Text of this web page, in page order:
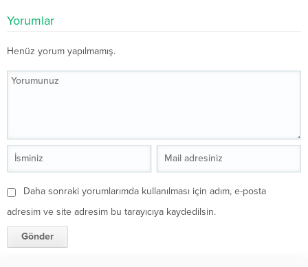
Yorumlar
Henüz yorum yapılmamış.
Daha sonraki yorumlarımda kullanılması için adım, e-posta
adresim ve site adresim bu tarayıcıya kaydedilsin.